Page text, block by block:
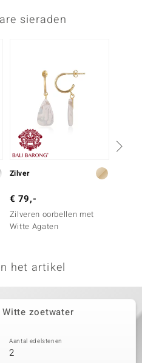
sieraden
Zilver
€ 79,-
Zilveren oorbellen met
Witte Agaten
het artikel
zoetwater
Aantal edelstenen
2